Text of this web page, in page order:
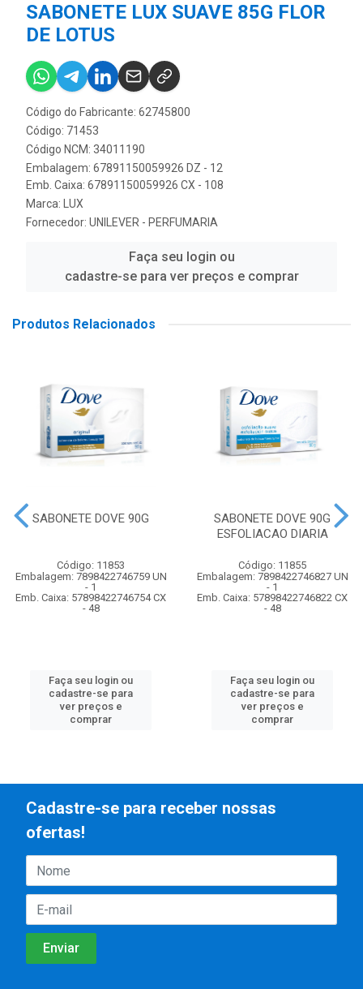
SABONETE LUX SUAVE 85G FLOR
DE LOTUS
Código do Fabricante: 62745800
Código: 71453
Código NCM: 34011190
Embalagem: 67891150059926 DZ - 12
Emb. Caixa: 67891150059926 CX - 108
Marca:
LUX
Fornecedor: UNILEVER - PERFUMARIA
Faça seu login ou
cadastre-se para ver preços e comprar
Produtos Relacionados
SABONETE DOVE 90G
Código: 11853
Embalagem: 7898422746759 UN
- 1
Emb. Caixa: 57898422746754 CX
- 48
Faça seu login ou
cadastre-se para
ver preços e
comprar
SABONETE DOVE 90G
ESFOLIACAO DIARIA
Código: 11855
Embalagem: 7898422746827 UN
- 1
Emb. Caixa: 57898422746822 CX
- 48
Faça seu login ou
cadastre-se para
ver preços e
comprar
Cadastre-se para receber nossas
ofertas!